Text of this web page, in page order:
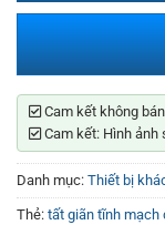
Cam kết không
Cam kết: Hình
Danh mục: Thiết bị
Thẻ: tất giãn tĩnh mạch